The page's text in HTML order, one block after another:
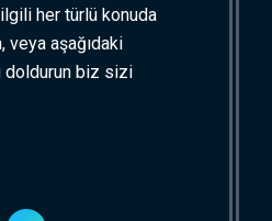
her türlü konuda
veya aşağıdaki
doldurun biz sizi